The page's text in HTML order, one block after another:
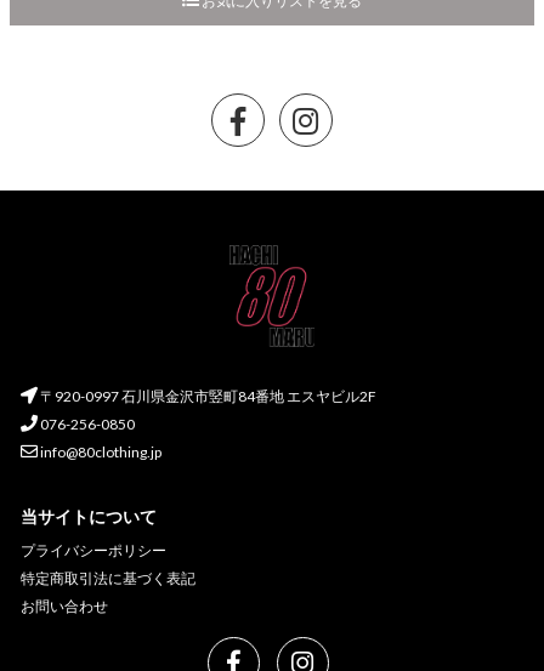
〒920-0997 石川県金沢市竪町84番地 エスヤビル2F
076-256-0850
info@80clothing.jp
当サイトについて
プライバシーポリシー
特定商取引法に基づく表記
お問い合わせ